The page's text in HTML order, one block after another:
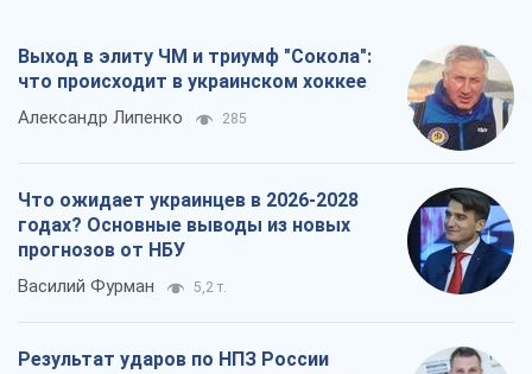
Выход в элиту ЧМ и триумф "Сокола":
что происходит в украинском хоккее
Александр Липенко 285
Что ожидает украинцев в 2026-2028
годах? Основные выводы из новых
прогнозов от НБУ
Василий Фурман 5,2 т.
Результат ударов по НПЗ России